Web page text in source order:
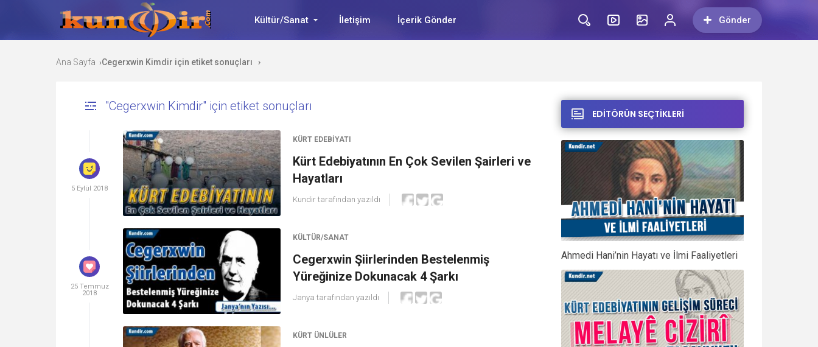
Kültür/Sanat İletişim İçerik Gönder Gönder
Ana Sayfa ›Cegerxwin Kimdir için etiket sonuçları ›
"Cegerxwin Kimdir" için etiket sonuçları
KÜRT EDEBIYATI
Kürt Edebiyatının En Çok Sevilen Şairleri ve
Hayatları
Kundir tarafından yazıldı
5 Eylül 2018
KÜLTÜR/SANAT
Cegerxwin Şiirlerinden Bestelenmiş
Yüreğinize Dokunacak 4 Şarkı
Janya tarafından yazıldı
25 Temmuz
2018
KÜRT ÜNLÜLER
EDİTÖRÜN SEÇTİKLERİ
Ahmedi Hani’nin Hayatı ve İlmi Faaliyetleri